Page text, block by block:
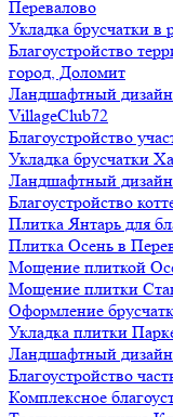
Перевалово
Укладка брусчатки
Благоустройство
город, Доломит
Ландшафтный дизайн
VillageClub72
Благоустройство
Укладка брусчатки
Ландшафтный
Благоустройство
Плитка Янтарь для
Плитка Осень в
Мощение плиткой
Мощение плитки
Оформление
Укладка плитки
Ландшафтный
Благоустройство
Комплексное